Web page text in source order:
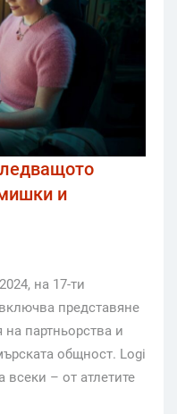
и
на 17-ти
представяне
партньорства и
общност. Logi
– от атлетите